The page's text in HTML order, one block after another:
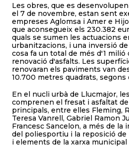
Les obres, que es
el 7 de novembre, estan sent
empreses Aglomsa i Amer e
que aconsegueix els 230.382
quals se sumen les actuacions
urbanitzacions, i una inversió de
cosa fa un total de més d'1 milió
renovació d'asfalts. Les
renovaran els paviments van
10.700 metres quadrats, segons
En el nucli urbà de Llucmajor,
comprenen el fresat i asfaltat
principals, entre elles Fleming,
Teresa Vanrell, Gabriel Ramon
Francesc Sancelon, a més de
del poliesportiu i la reposició de
i elements de la xarxa municipal